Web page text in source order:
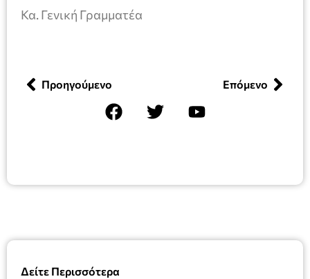
Δείτε Περισσότερα
Κα. Γενική Γραμματέα
Προηγούμενο Επόμενο